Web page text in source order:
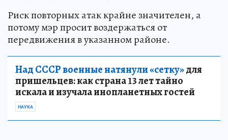
Риск повторных атак крайне значителен, а
потому мэр просит воздержаться от
передвижения в указанном районе.
Над СССР военные натянули «сетку»для
пришельцев: как страна 13 лет тайно
искала и изучала инопланетных гостей
НАУКА